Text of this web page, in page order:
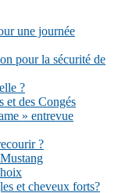
une journée
pour la sécurité de
?
et des Congés
» entrevue
?
et cheveux forts?